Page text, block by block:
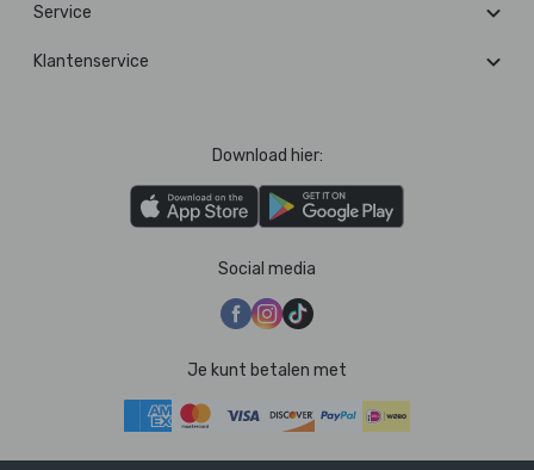
Service
Klantenservice
Download hier:
Social media
Je kunt betalen met